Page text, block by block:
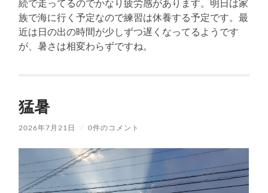
続で走ってるのでかなり疲労感があります。明日は家
族で海に行く予定なので練習は休養する予定です。最
近は日の出の時間が少しずつ遅くなってるようです
が、暑さは相変わらずですね。
猛暑
2026年7月21日 / 0件のコメント